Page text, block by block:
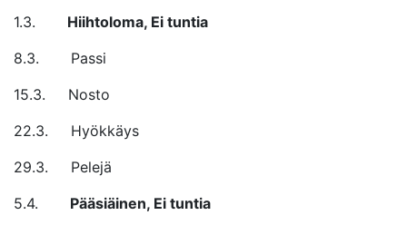
1.3. Hiihtoloma, Ei tuntia
8.3. Passi
15.3. Nosto
22.3. Hyökkäys
29.3. Pelejä
5.4. Pääsiäinen, Ei tuntia